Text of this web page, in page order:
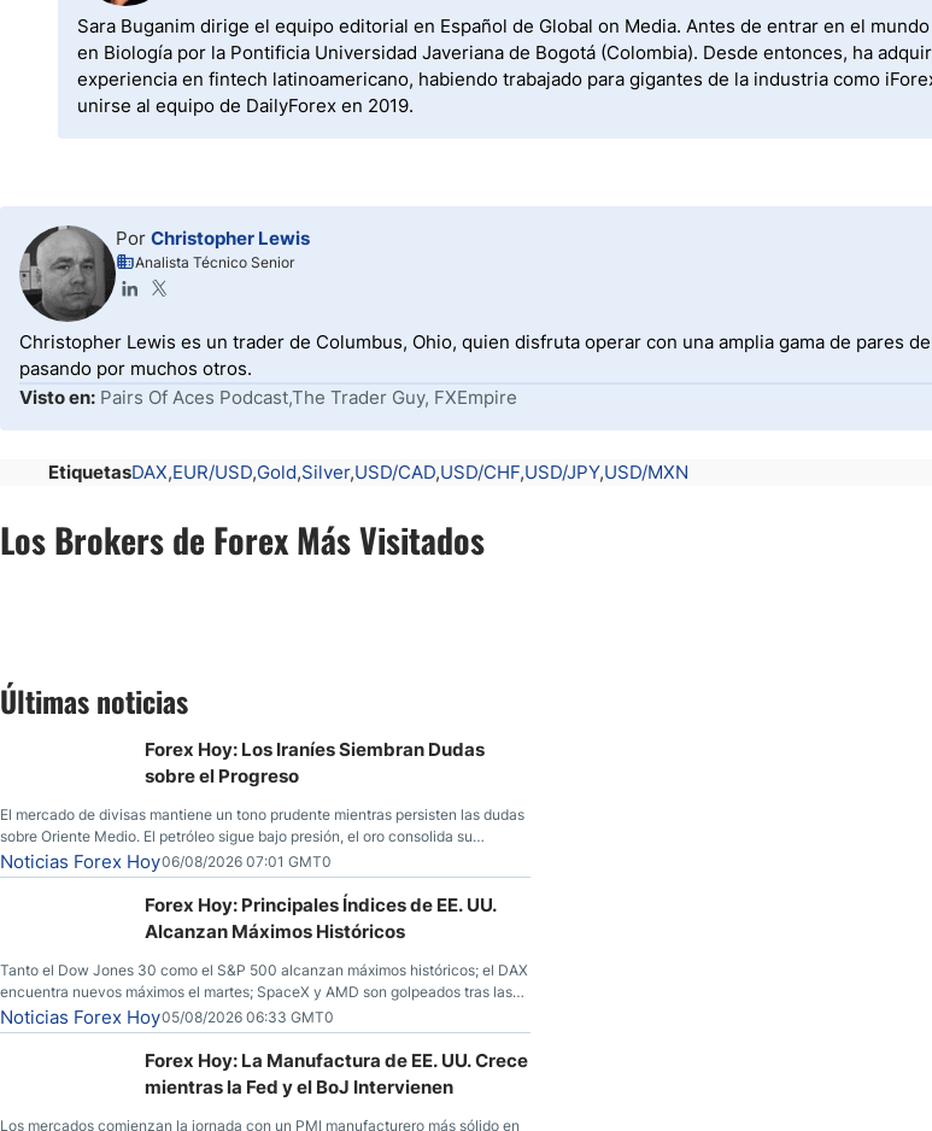
Sara Buganim dirige el equipo editorial en Español de Global on Media. Antes de entrar en el
en Biología por la Pontificia Universidad Javeriana de Bogotá (Colombia). Desde entonces, ha
experiencia en fintech latinoamericano, habiendo trabajado para gigantes de la industria como
unirse al equipo de DailyForex en 2019.
Por Christopher Lewis
Analista Técnico Senior
Christopher Lewis es un trader de Columbus, Ohio, quien disfruta operar con una amplia gama de pares
pasando por muchos otros.
Visto en: Pairs Of Aces Podcast,The Trader Guy, FXEmpire
EtiquetasDAX EUR/USD Gold Silver USD/CAD USD/CHF USD/JPY USD/MXN
Los Brokers de Forex Más Visitados
Últimas noticias
Forex Hoy: Los Iraníes Siembran Dudas
sobre el Progreso
El mercado de divisas mantiene un tono prudente mientras persisten las dudas
sobre Oriente Medio. El petróleo sigue bajo presión, el oro consolida su
fortaleza y los operadores esperan nuevas referencias económicas desde
Estados Unidos.
Noticias Forex Hoy06/08/2026 07:01 GMT0
Forex Hoy: Principales Índices de EE. UU.
Alcanzan Máximos Históricos
Tanto el Dow Jones 30 como el S&P 500 alcanzan máximos históricos; el DAX
encuentra nuevos máximos el martes; SpaceX y AMD son golpeados tras las
llamadas de ganancias; el petróleo crudo cae por debajo de los $80 con
nuevas esperanzas; el dólar estadounidense continúa intentando estabilizarse
frente al yen; el peso mexicano ve un repunte a medida que las tasas caen en
Noticias Forex Hoy05/08/2026 06:33 GMT0
Forex Hoy: La Manufactura de EE. UU. Crece
mientras la Fed y el BoJ Intervienen
Los mercados comienzan la jornada con un PMI manufacturero más sólido en